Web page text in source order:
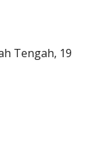
Tengah, 19